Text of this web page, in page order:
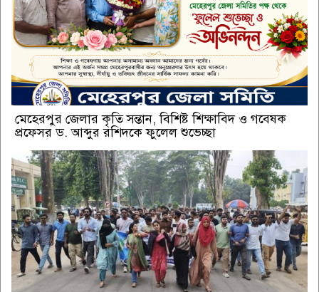
মেহেরপুর জেলার কৃতি সন্তান, বিশিষ্ট শিক্ষাবিদ ও গবেষক
প্রফেসর ড. আব্দুর রশিদকে ফুলেল শুভেচ্ছা